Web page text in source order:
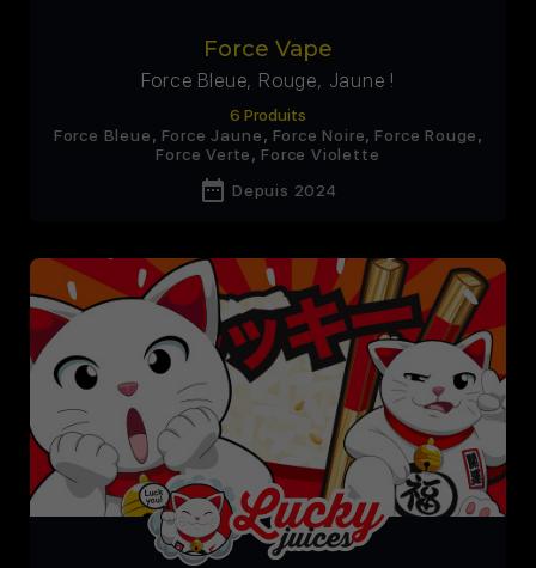
Force Vape
Force Bleue, Rouge, Jaune !
6 Produits
Force Bleue, Force Jaune, Force Noire, Force Rouge,
Force Verte, Force Violette
date_range Depuis 2024